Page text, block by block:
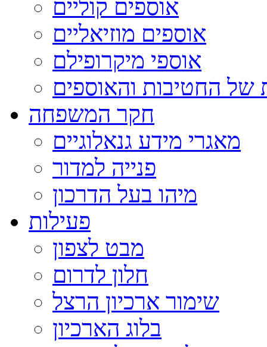
אוספים קוליים
אוספים מוזיאליים
אוספי מיקרופילם
של החטיבות והאוספים
חקר המשפחה
מאגרי מידע גנאלוגיים
פנייה למדור
מיהו בעל הדרכון
פעילות
מבט לצפון
חלון לדרום
שימור ארכיון הרצל
בלוג הארכיון